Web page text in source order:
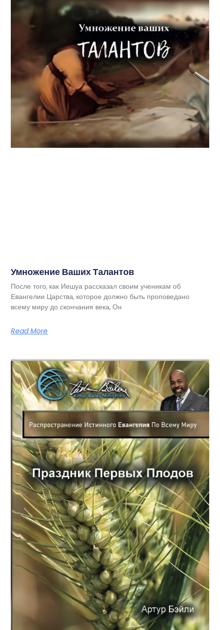
Умножение Ваших Талантов
После того, как Иешуа рассказал своим ученикам об
Евангелии Царства, которое должно быть проповедано
всему миру до скончания века, Он
Read More